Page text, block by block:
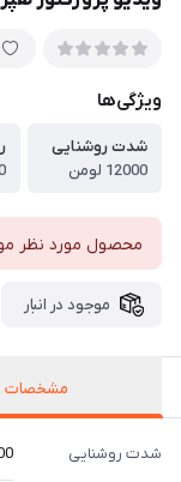
ویژگی‌ها
شدت روشنایی
12000 لومن
محصول مورد نظر
موجود در انبار
مشخصات
شدت روشنایی